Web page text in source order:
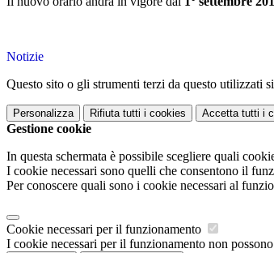
Notizie
Questo sito o gli strumenti terzi da questo utilizzati
Personalizza Rifiuta tutti i cookies Accetta tutti i
Gestione cookie
In questa schermata è possibile scegliere quali
I cookie necessari sono quelli che consentono il
Per conoscere quali sono i cookie necessari al
Cookie necessari per il funzionamento
I cookie necessari per il funzionamento non